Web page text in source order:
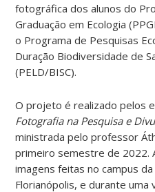
fotográfica dos alunos do
Graduação em Ecologia
o Programa de Pesquisas
Duração Biodiversidade de
(PELD/BISC).
O projeto é realizado pelos
Fotografia na Pesquisa e
ministrada pelo professor
primeiro semestre de 2022.
imagens feitas no campus
Florianópolis, e durante uma